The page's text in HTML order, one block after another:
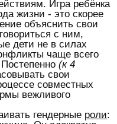
Игра ребёнка
жизни - это скорее
объяснить свои
с ним,
дети не в силах
чаще всего
(к 4
свои
совместных
вежливого
гендерные роли: